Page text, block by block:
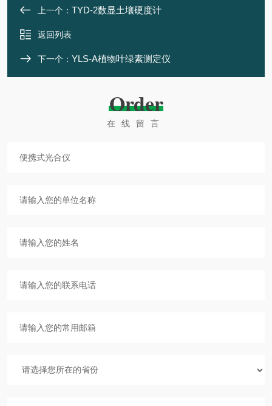
上一个： TYD-2数显土壤硬度计
返回列表
下一个： YLS-A植物叶绿素测定仪
Order
在线留言